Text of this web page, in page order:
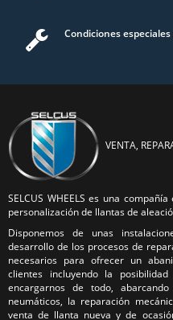
Condiciones
VENTA,
SELCUS WHEELS es una
personalización de llantas de
Disponemos de unas
desarrollo de los procesos de
necesarios para ofrecer un
clientes incluyendo la
encargarnos de todo,
neumáticos, la reparación
venta de llanta nueva y de